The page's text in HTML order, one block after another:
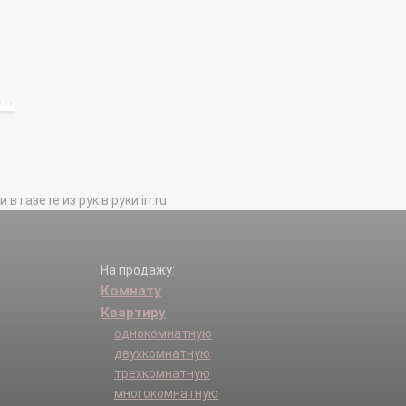
газете из рук в руки irr.ru
На продажу:
Комнату
Квартиру
однокомнатную
двухкомнатную
трехкомнатную
многокомнатную